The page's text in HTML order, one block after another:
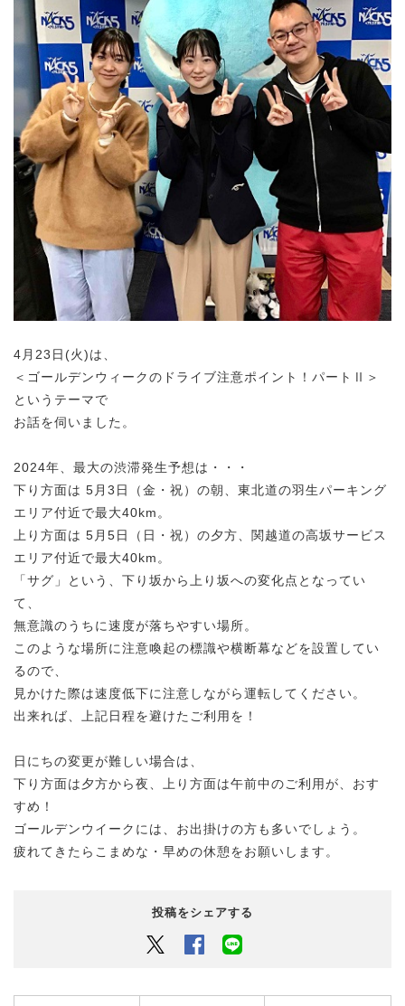
4月23日(火)は、
＜ゴールデンウィークのドライブ注意ポイント！パートⅡ＞
というテーマで
お話を伺いました。
2024年、最大の渋滞発生予想は・・・
下り方面は 5月3日（金・祝）の朝、東北道の羽生パーキング
エリア付近で最大40km。
上り方面は 5月5日（日・祝）の夕方、関越道の高坂サービス
エリア付近で最大40km。
「サグ」という、下り坂から上り坂への変化点となってい
て、
無意識のうちに速度が落ちやすい場所。
このような場所に注意喚起の標識や横断幕などを設置してい
るので、
見かけた際は速度低下に注意しながら運転してください。
出来れば、上記日程を避けたご利用を！
日にちの変更が難しい場合は、
下り方面は夕方から夜、上り方面は午前中のご利用が、おす
すめ！
ゴールデンウイークには、お出掛けの方も多いでしょう。
疲れてきたらこまめな・早めの休憩をお願いします。
投稿をシェアする
Twitter Facebook